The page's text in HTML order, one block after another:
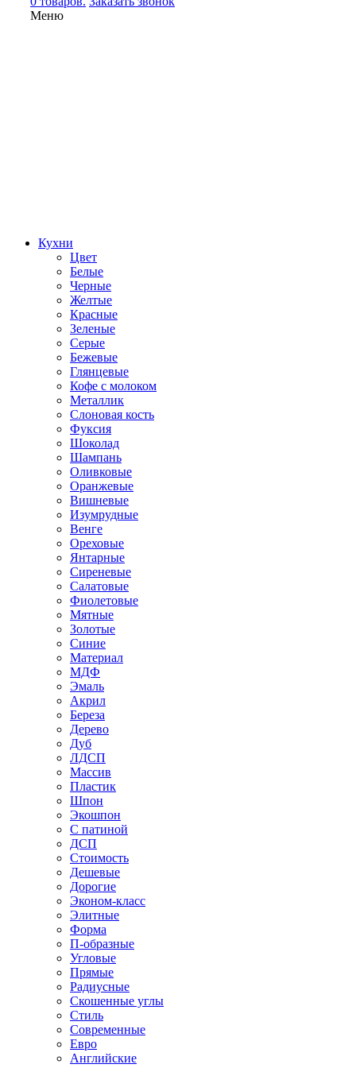
Меню
Кухни
Цвет
Белые
Черные
Желтые
Красные
Зеленые
Серые
Бежевые
Глянцевые
Кофе с молоком
Металлик
Слоновая кость
Фуксия
Шоколад
Шампань
Оливковые
Оранжевые
Вишневые
Изумрудные
Венге
Ореховые
Янтарные
Сиреневые
Салатовые
Фиолетовые
Мятные
Золотые
Синие
Материал
МДФ
Эмаль
Акрил
Береза
Дерево
Дуб
ЛДСП
Массив
Пластик
Шпон
Экошпон
С патиной
ДСП
Стоимость
Дешевые
Дорогие
Эконом-класс
Элитные
Форма
П-образные
Угловые
Прямые
Радиусные
Скошенные углы
Стиль
Современные
Евро
Английские